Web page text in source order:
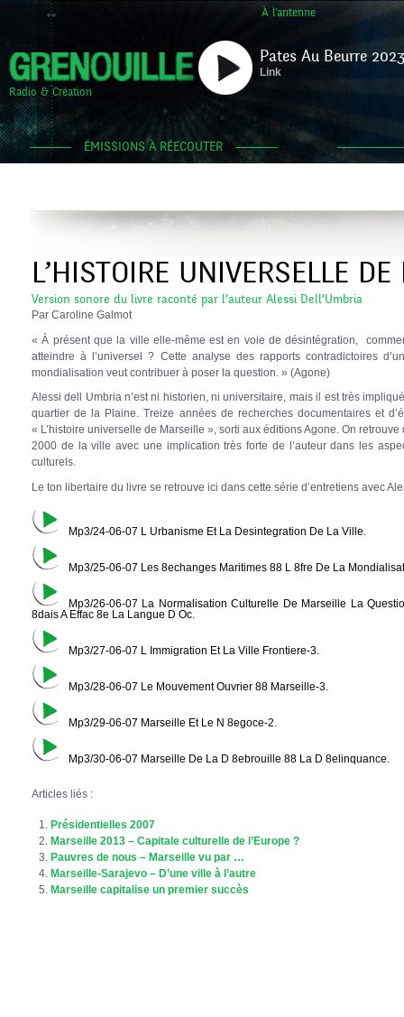
À l'antenne
Radio & Création
Pates Au Beurre
Link
ÉMISSIONS À RÉECOUTER
L’HISTOIRE UNIVERSELLE
Version sonore du livre raconté par l’auteur Alessi Dell’Umbria
Par Caroline Galmot
« À présent que la ville elle-même est en voie de désintégration,
atteindre à l’universel ? Cette analyse des rapports contradictoires
mondialisation veut contribuer à poser la question. » (Agone)
Alessi dell Umbria n’est ni historien, ni universitaire, mais il est très
quartier de la Plaine. Treize années de recherches documentaires et
« L’histoire universelle de Marseille », sorti aux éditions Agone. On retrouve
2000 de la ville avec une implication très forte de l’auteur dans les
culturels.
Le ton libertaire du livre se retrouve ici dans cette série d’entretiens avec
Mp3/24-06-07 L Urbanisme Et La Desintegration De La Ville.
Mp3/25-06-07 Les 8echanges Maritimes 88 L 8fre De La
Mp3/26-06-07 La Normalisation Culturelle De Marseille La
8dais A Effac 8e La Langue D Oc.
Mp3/27-06-07 L Immigration Et La Ville Frontiere-3.
Mp3/28-06-07 Le Mouvement Ouvrier 88 Marseille-3.
Mp3/29-06-07 Marseille Et Le N 8egoce-2.
Mp3/30-06-07 Marseille De La D 8ebrouille 88 La D 8elinquance.
Articles liés :
Présidentielles 2007
Marseille 2013 – Capitale culturelle de l’Europe ?
Pauvres de nous – Marseille vu par …
Marseille-Sarajevo – D’une ville à l’autre
Marseille capitalise un premier succès